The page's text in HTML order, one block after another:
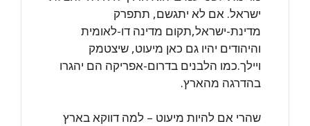
ישראל. אם לא יתגשם, תתפרק
מדינת-ישראל,תקום מדינה דו-לאומית
והיהודים יהיו גם כאן מיעוט, שיצטמק
ויילך.כמו הלבנים בדרום-אפריקה הם יהגרו
בהדרגה מהארץ.
שהרי אם להיות מיעוט – למה דווקא בארץ